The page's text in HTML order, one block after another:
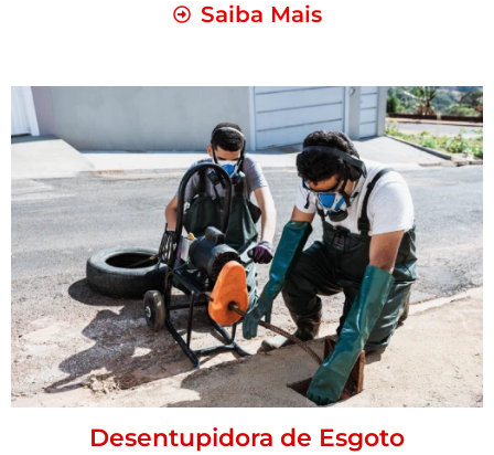
Saiba Mais
Desentupidora de Esgoto